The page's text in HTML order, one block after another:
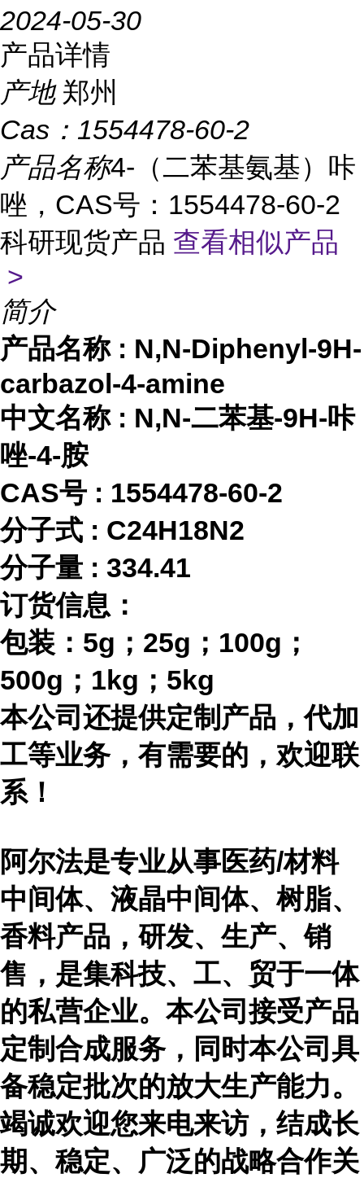
2024-05-30
产品详情
产地 郑州
Cas： 1554478-60-2
产品名称4-（二苯基氨基）咔
唑，CAS号：1554478-60-2
科研现货产品 查看相似产品
>
简介
产品名称 : N,N-Diphenyl-9H-
carbazol-4-amine
中文名称 : N,N-二苯基-9H-咔
唑-4-胺
CAS号 : 1554478-60-2
分子式 : C24H18N2
分子量 : 334.41
订货信息：
包装： 5g；25g；100g；
500g；1kg；5kg
本公司还提供定制产品，代加
工等业务，有需要的，欢迎联
系！
阿尔法是专业从事医药/材料
中间体、液晶中间体、树脂、
香料产品，研发、生产、销
售，是集科技、工、贸于一体
的私营企业。本公司接受产品
定制合成服务，同时本公司具
备稳定批次的放大生产能力。
竭诚欢迎您来电来访，结成长
期、稳定、广泛的战略合作关